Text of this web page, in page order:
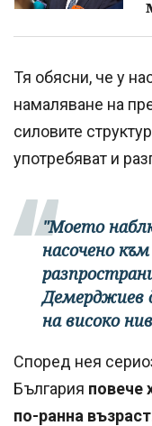
Тя обясни, че у
намаляване на
силовите
употребяват и
"Моето
насочено
Демерджиев
на високо
Според нея
България повече
по-ранна възраст